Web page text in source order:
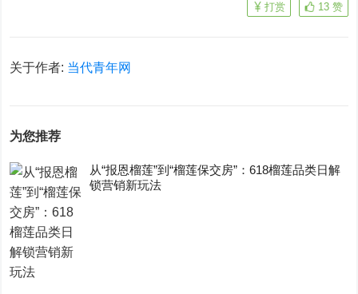
13 赞
打赏
关于作者: 当代青年网
为您推荐
从“报恩榴莲”到“榴莲保交房”：618榴莲品类日解
锁营销新玩法